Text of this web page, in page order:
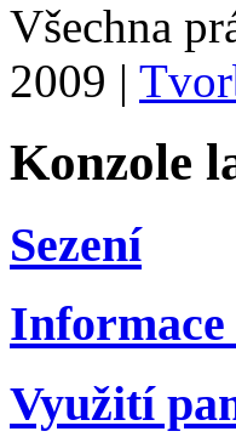
Všechna
2009 |
Konzole
Sezení
Využití